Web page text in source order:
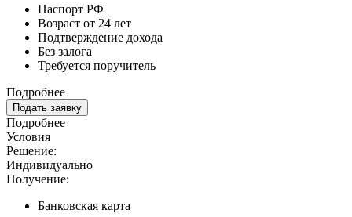
Паспорт РФ
Возраст от 24 лет
Подтверждение дохода
Без залога
Требуется поручитель
Подробнее
Подать заявку
Подробнее
Условия
Решение:
Индивидуально
Получение:
Банковская карта